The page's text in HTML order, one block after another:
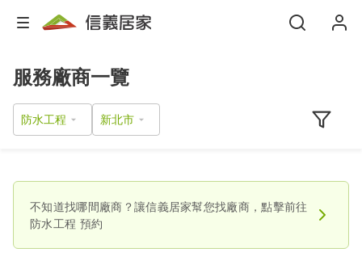
服務廠商一覽
防水工程
不知道找哪間廠商？讓信義居家幫您找廠商，點擊前往
防水工程 預約